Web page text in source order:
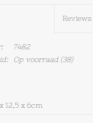
Reviews
7482
Op voorraad(38)
12,5 x 6cm